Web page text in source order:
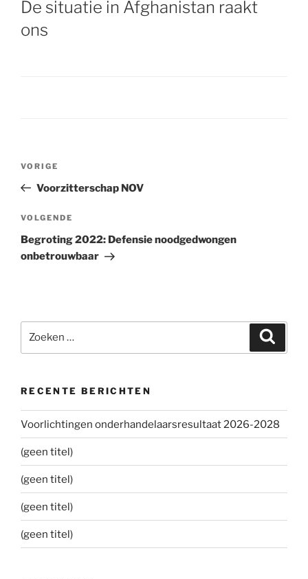
De situatie in Afghanistan raakt
ons
Bericht
Vorig
bericht
VORIGE
Voorzitterschap NOV
Volgend
bericht
VOLGENDE
Begroting 2022: Defensie noodgedwongen
onbetrouwbaar
Zoeken
RECENTE BERICHTEN
Voorlichtingen onderhandelaarsresultaat 2026-2028
(geen titel)
(geen titel)
(geen titel)
(geen titel)